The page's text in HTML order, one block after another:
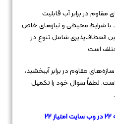
در برابر آب قابلیت
با شرایط محیطی و نیازهای خاص
انعطاف‌پذیری شامل تنوع در
است.
مقاوم در برابر آببخشید،
لطفاً سوال خود را تکمیل